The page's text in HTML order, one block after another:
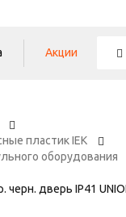
Акции
пластик IEK
оборудования
дверь IP41